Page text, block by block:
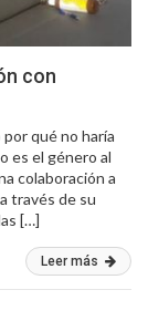
con
qué no haría
es el género al
colaboración a
través de su
[…]
Leer más